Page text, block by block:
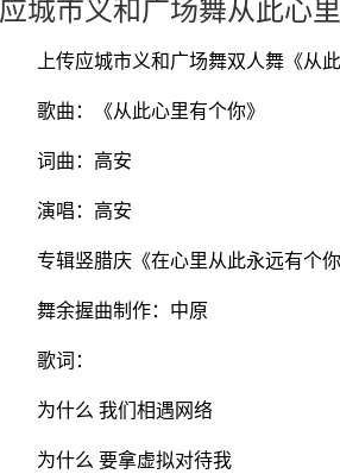
应城市义和广场舞从此心
上传应城市义和广场舞双人舞《从
歌曲：《从此心里有个你》
词曲：高安
演唱：高安
专辑竖腊庆《在心里从此永远有个你
舞余握曲制作：中原
歌词：
为什么 我们相遇网络
为什么 要拿虚拟对待我